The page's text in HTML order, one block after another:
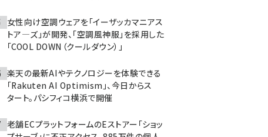
女性向け空調ウェアを「イーザッカマニアス
トア―ズ」が開発、「空調風神服」を採用した
「COOL DOWN（クールダウン）」
楽天の最新AIやテクノロジーを体験できる
「Rakuten AI Optimism」、今日からス
タート。パシフィコ横浜で開催
老舗ECプラットフォームのEストアー「ショッ